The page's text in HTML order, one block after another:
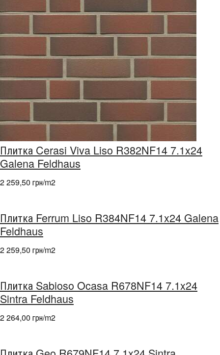
Плитка Cerasi Viva Liso R382NF14 7.1x24
Galena Feldhaus
2 259,50 грн/m2
Плитка Ferrum Liso R384NF14 7.1x24 Galena
Feldhaus
2 259,50 грн/m2
Плитка Sabioso Ocasa R678NF14 7.1x24
Sintra Feldhaus
2 264,00 грн/m2